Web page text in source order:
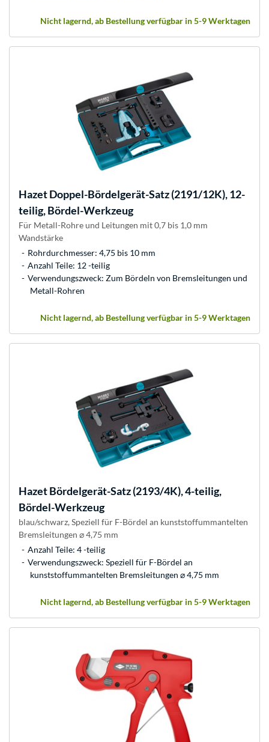
Nicht lagernd, ab Bestellung verfügbar in 5-9 Werktagen
HazetDoppel-Bördelgerät-Satz (2191/12K), 12-
teilig, Bördel-Werkzeug
Für Metall-Rohre und Leitungen mit 0,7 bis 1,0 mm
Wandstärke
Rohrdurchmesser: 4,75 bis 10 mm
Anzahl Teile: 12 -teilig
Verwendungszweck: Zum Bördeln von Bremsleitungen und
Metall-Rohren
Nicht lagernd, ab Bestellung verfügbar in 5-9 Werktagen
HazetBördelgerät-Satz (2193/4K), 4-teilig,
Bördel-Werkzeug
blau/schwarz, Speziell für F-Bördel an kunststoffummantelten
Bremsleitungen ⌀ 4,75 mm
Anzahl Teile: 4 -teilig
Verwendungszweck: Speziell für F-Bördel an
kunststoffummantelten Bremsleitungen ⌀ 4,75 mm
Nicht lagernd, ab Bestellung verfügbar in 5-9 Werktagen